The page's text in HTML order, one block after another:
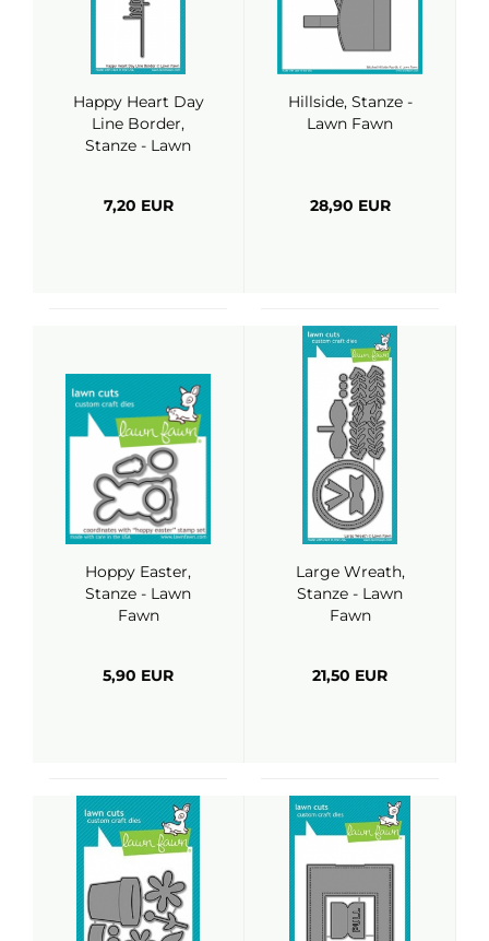
Happy Heart Day
Line Border,
Stanze - Lawn
7,20 EUR
Hillside, Stanze -
Lawn Fawn
28,90 EUR
Hoppy Easter,
Stanze - Lawn
Fawn
5,90 EUR
Large Wreath,
Stanze - Lawn
Fawn
21,50 EUR